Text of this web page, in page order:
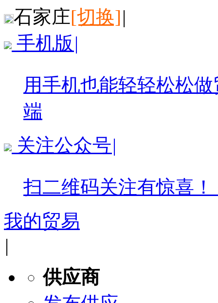
石家庄[切换]|
手机版 |
用手机也能轻轻松松
端
关注公众号|
扫二维码关注有惊喜！
我的贸易
|
供应商